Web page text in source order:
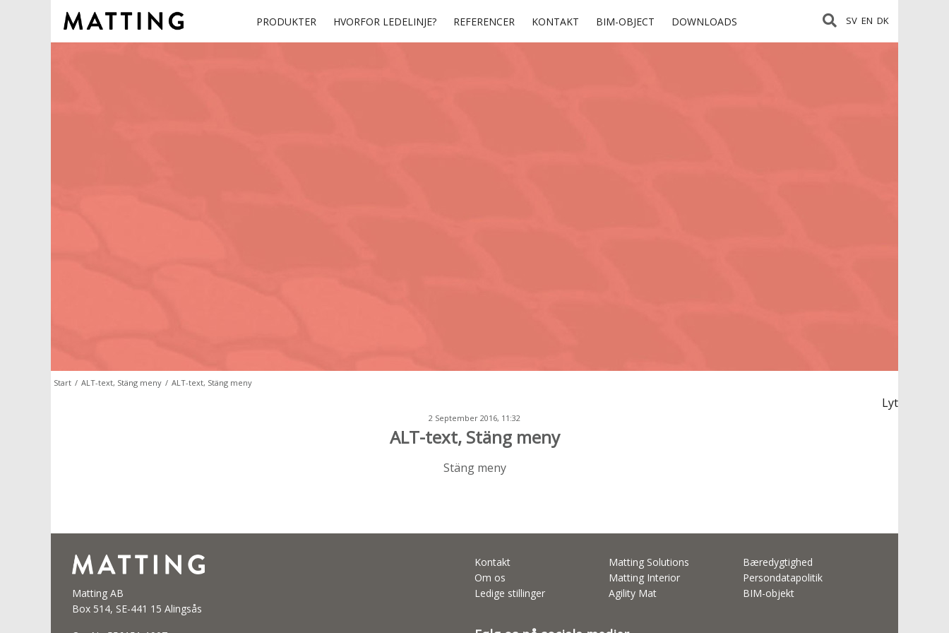
PRODUKTER HVORFOR LEDELINJE? REFERENCER KONTAKT BIM-OBJECT DOWNLOADS SV EN DK
Start / ALT-text, Stäng meny / ALT-text, Stäng meny
Lyt
2 September 2016, 11:32
ALT-text, Stäng meny
Stäng meny
Matting AB
Box 514, SE-441 15 Alingsås
Kontakt
Om os
Ledige stillinger
Matting Solutions
Matting Interior
Agility Mat
Bæredygtighed
Persondatapolitik
BIM-objekt